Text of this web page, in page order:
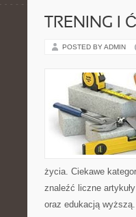
TRENING I
POSTED BY ADMIN
życia. Ciekawe
znaleźć liczne
oraz edukacją